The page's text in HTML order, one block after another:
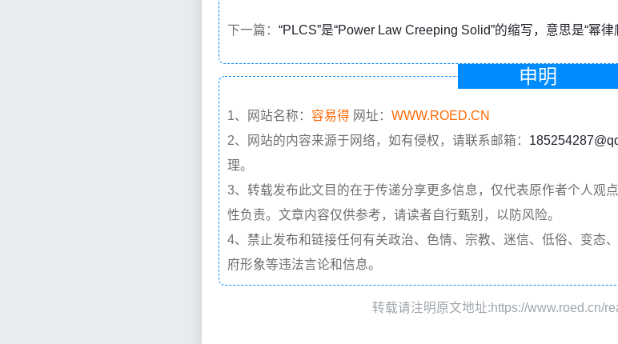
下一篇： “PLCS”是“Power Law Creeping Solid”的缩写，意思是“幂律
申明
1、网站名称： 容易得 网址： WWW.ROED.CN
2、网站的内容来源于网络，如有侵权，请联系邮箱：
理。
3、转载发布此文目的在于传递分享更多信息，仅代表原作者个人观
性负责。文章内容仅供参考，请读者自行甄别，以防风险。
4、禁止发布和链接任何有关政治、色情、宗教、迷信、低俗、变态
府形象等违法言论和信息。
转载请注明原文地址:https://www.roed.cn/